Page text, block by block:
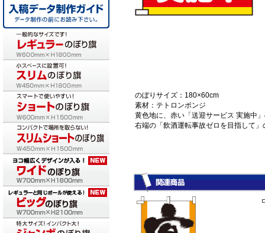
のぼりサイズ：180×60cm
素材：テトロンポンジ
黄色地に、赤い「送迎サービス 実施中
右端の「飲酒運転事故ゼロを目指して